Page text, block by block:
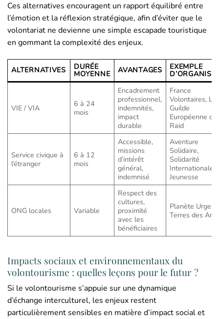
Ces alternatives encouragent un rapport équilibré entre
l’émotion et la réflexion stratégique, afin d’éviter que le
volontariat ne devienne une simple escapade touristique
en gommant la complexité des enjeux.
ALTERNATIVES DURÉE
MOYENNE AVANTAGES EXEMPLE
VIE / VIA
6 à 24
mois
Encadrement
professionnel,
indemnités,
impact
durable
France
Volontaires, La
Guilde
Européenne du
Raid
Service civique à
l’étranger
6 à 12
mois
Accessible,
missions
d’intérêt
général,
indemnisé
Aventure
Solidaire,
Solidarité
Internationale
Jeunesse
ONG locales Variable
Respect des
cultures,
proximité
avec les
bénéficiaires
Planète
Terres des
Impacts sociaux et environnementaux du
volontourisme : quelles leçons pour le futur ?
Si le volontourisme s’appuie sur une dynamique
d’échange interculturel, les enjeux restent
particulièrement sensibles en matière d’impact social et